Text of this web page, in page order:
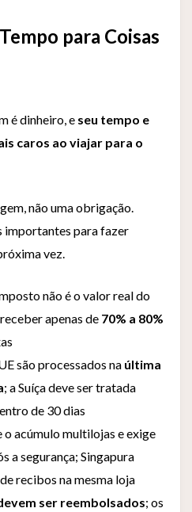
para Coisas
é dinheiro, e seu tempo e
caros ao viajar para o
não uma obrigação.
importantes para fazer
vez.
não é o valor real do
apenas de 70% a 80%
são processados na última
; a Suíça deve ser tratada
de 30 dias
acúmulo multilojas e exige
a segurança; Singapura
recibos na mesma loja
ser reembolsados; os